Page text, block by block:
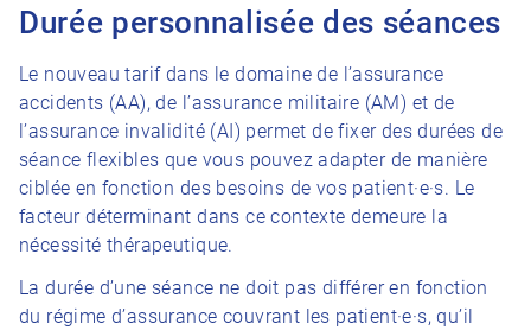
Durée personnalisée des séances
Le nouveau tarif dans le domaine de l’assurance
accidents (AA), de l’assurance militaire (AM) et de
l’assurance invalidité (AI) permet de fixer des durées de
séance flexibles que vous pouvez adapter de manière
ciblée en fonction des besoins de vos patient·e·s. Le
facteur déterminant dans ce contexte demeure la
nécessité thérapeutique.
La durée d’une séance ne doit pas différer en fonction
du régime d’assurance couvrant les patient·e·s, qu’il